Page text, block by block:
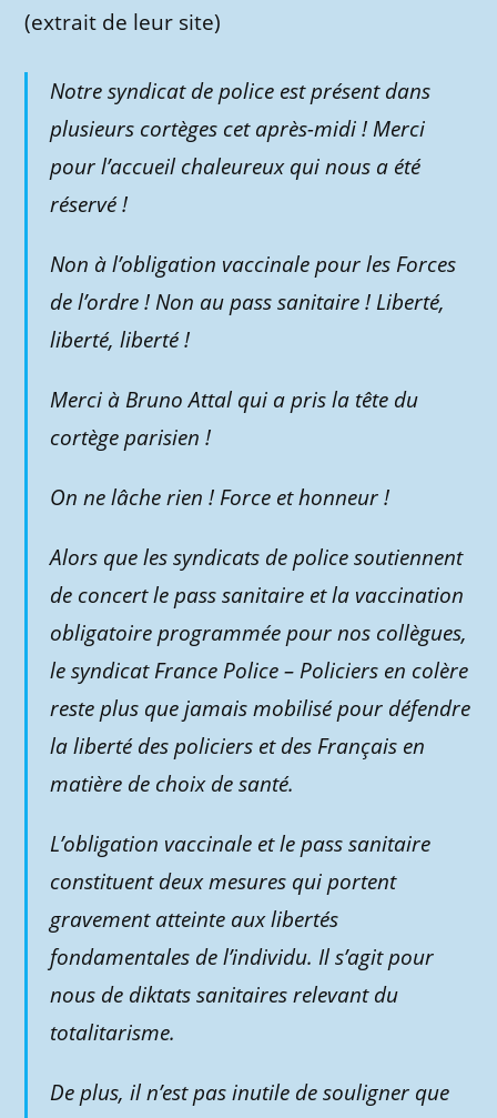
(extrait de leur site)
Notre syndicat de police est présent dans
plusieurs cortèges cet après-midi ! Merci
pour l’accueil chaleureux qui nous a été
réservé !
Non à l’obligation vaccinale pour les Forces
de l’ordre ! Non au pass sanitaire ! Liberté,
liberté, liberté !
Merci à Bruno Attal qui a pris la tête du
cortège parisien !
On ne lâche rien ! Force et honneur !
Alors que les syndicats de police soutiennent
de concert le pass sanitaire et la vaccination
obligatoire programmée pour nos collègues,
le syndicat France Police – Policiers en colère
reste plus que jamais mobilisé pour défendre
la liberté des policiers et des Français en
matière de choix de santé.
L’obligation vaccinale et le pass sanitaire
constituent deux mesures qui portent
gravement atteinte aux libertés
fondamentales de l’individu. Il s’agit pour
nous de diktats sanitaires relevant du
totalitarisme.
De plus, il n’est pas inutile de souligner que